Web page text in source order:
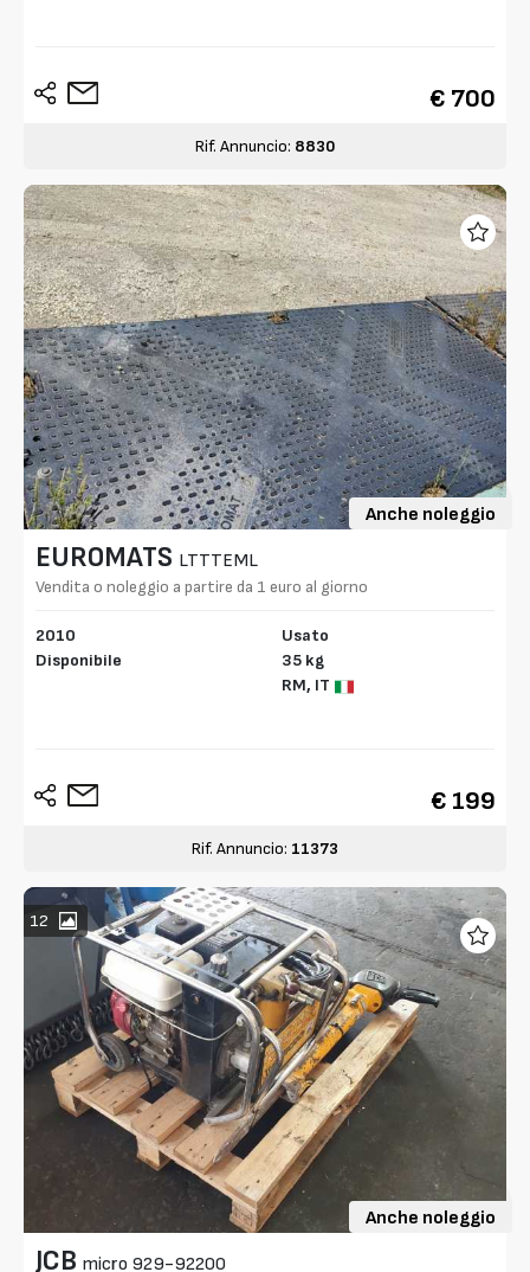
€ 700
Rif. Annuncio: 8830
Anche noleggio
EUROMATS LTTTEML
Vendita o noleggio a partire da 1 euro al giorno
2010
Disponibile
Usato
35 kg
RM, IT
€ 199
Rif. Annuncio: 11373
12
Anche noleggio
JCB micro 929-92200